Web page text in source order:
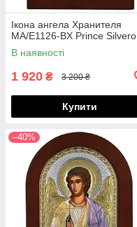
Ікона ангела Хранителя
MA/E1126-BX Prince Silvero
В наявності
1 920 ₴ 3 200 ₴
Купити
–40%